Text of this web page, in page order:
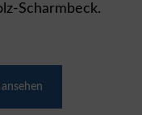
Scharmbeck.